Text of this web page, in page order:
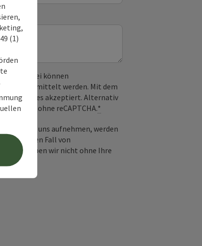
Dabei können
übermittelt werden. Mit dem
Cookies akzeptiert. Alternativ
– ganz ohne reCAPTCHA.*
mit uns aufnehmen, werden
und für den Fall von
Daten geben wir nicht ohne Ihre
(1)